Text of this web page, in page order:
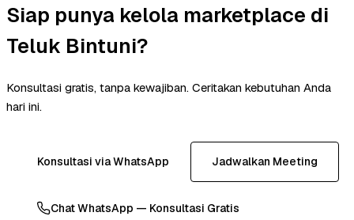
Siap punya kelola marketplace di
Teluk Bintuni?
Konsultasi gratis, tanpa kewajiban. Ceritakan kebutuhan Anda
hari ini.
Konsultasi via WhatsApp Jadwalkan Meeting
Chat WhatsApp — Konsultasi Gratis